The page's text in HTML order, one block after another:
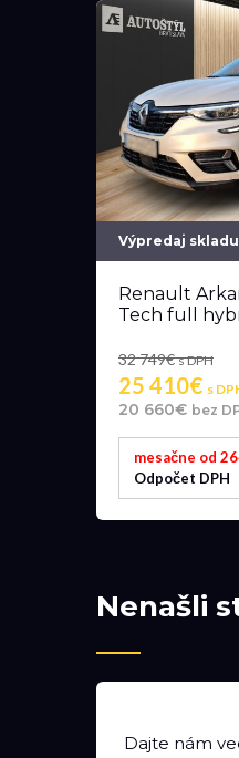
Výpredaj skladu
Renault
Tech full
32 749€s DPH
25 410€ s
20 660€ bez
mesačne od
Odpočet DPH
Nenašli
Dajte nám